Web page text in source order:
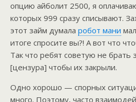
опцию айболит 2500, я
которых 999 сразу списывают.
этот займ думала робот мани
итоге спросите вы?! А вот что
Так что ребят советую не брать
[цензура] чтобы их закрыли.
Одно хорошо — спорных
много. Поэтому, часто